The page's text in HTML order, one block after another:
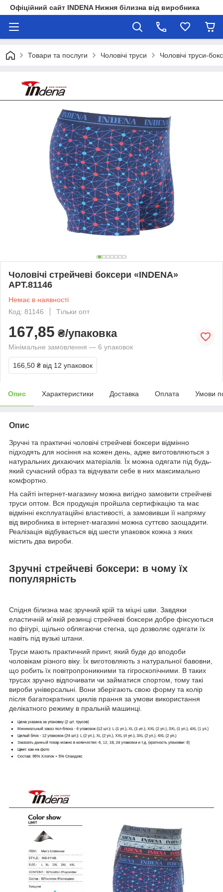
Офіційний сайт INDENA Нижня білизна від виробника
Товари та послуги Чоловічі труси Чоловічі труси-
Чоловічі стрейчеві боксери «INDENA»
АРТ.81146
Немає в наявності
Код: 81146
Тільки опт
167,85 ₴/упаковка
Мінімальне замовлення — 6 упаковок
166,50 ₴ від 12 упаковок
Опис Характеристики Доставка Оплата Умови
Опис
Зручні та практичні чоловічі стрейчеві боксери відмінно
підходять для носіння на кожен день, адже виготовляються з
натуральних дихаючих матеріалів. Їх можна одягати під будь-
який сучасний образ та відчувати себе в них максимально
комфортно.
На сайті інтернет-магазину можна вигідно замовити стрейчеві
труси оптом. Вся продукція пройшла сертифікацію та має
відмінні експлуатаційні властивості, а замовивши її напряму
від виробника в інтернет-магазині можна суттєво заощадити.
Реалізація відбувається від шести упаковок кожна з яких
містить два вироби.
Зручні стрейчеві боксери: в чому їх
популярність
Спідня білизна має зручний крій та міцні шви. Завдяки
еластичній м'якій резинці стрейчеві боксери добре фіксуються
по фігурі, щільно облягаючи стегна, що дозволяє одягати їх
навіть під вузькі штани.
Труси мають практичний принт, який буде до вподоби
чоловікам різного віку. Їх виготовляють з натуральної бавовни,
що робить їх повітропроникними та гігроскопічними. В таких
трусах зручно відпочивати чи займатися спортом, тому такі
вироби універсальні. Вони зберігають свою форму та колір
після багатократних циклів прання за умови використання
делікатного режиму в пральній машинці.